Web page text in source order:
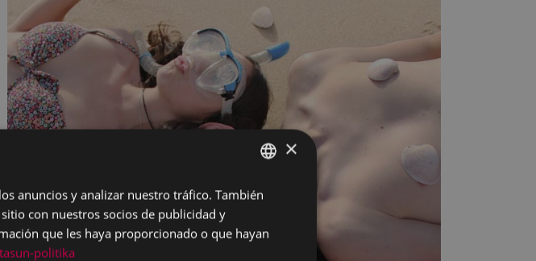
BASQUE
×
anuncios y analizar nuestro tráfico. También
con nuestros socios de publicidad y
que les haya proporcionado o que hayan
politika